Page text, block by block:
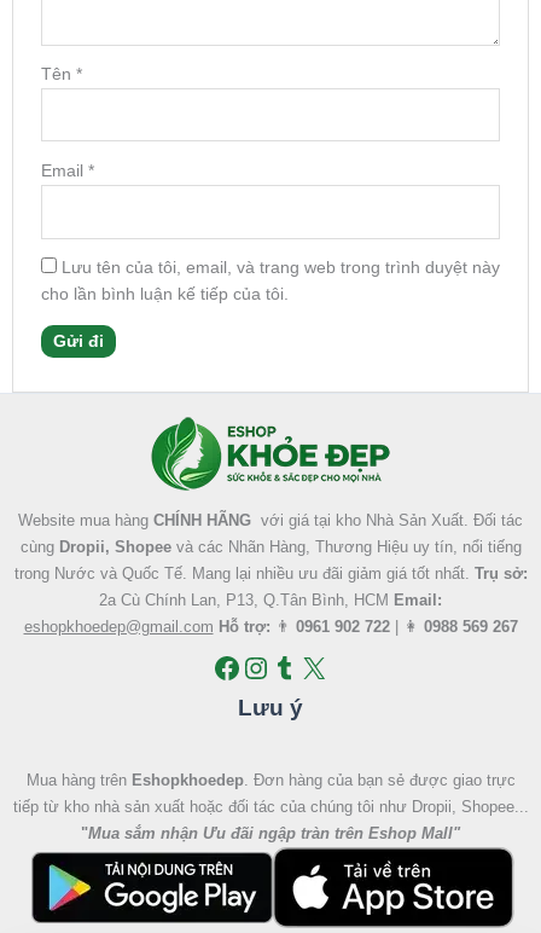
Tên *
Email *
Lưu tên của tôi, email, và trang web trong trình duyệt này
cho lần bình luận kế tiếp của tôi.
Website mua hàng CHÍNH HÃNG với giá tại kho Nhà Sản Xuất. Đối tác
cùng Dropii, Shopeevà các Nhãn Hàng, Thương Hiệu uy tín, nổi tiếng
trong Nước và Quốc Tế. Mang lại nhiều ưu đãi giảm giá tốt nhất. Trụ sở:
2a Cù Chính Lan, P13, Q.Tân Bình, HCM Email:
eshopkhoedep@gmail.com Hỗ trợ: 👨 0961 902 722| 👩 0988 569 267
Lưu ý
Mua hàng trên Eshopkhoedep. Đơn hàng của bạn sẻ được giao trực
tiếp từ kho nhà sản xuất hoặc đối tác của chúng tôi như Dropii, Shopee...
"Mua sắm nhận Ưu đãi ngập tràn trên Eshop Mall"